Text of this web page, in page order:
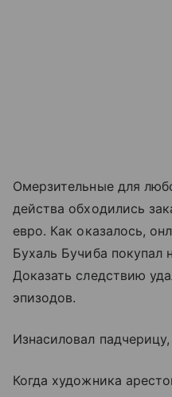
Омерзительные для
действа обходились
евро. Как оказалось,
Бухаль Бучиба покупал
Доказать следствию
эпизодов.
Изнасиловал
Когда художника